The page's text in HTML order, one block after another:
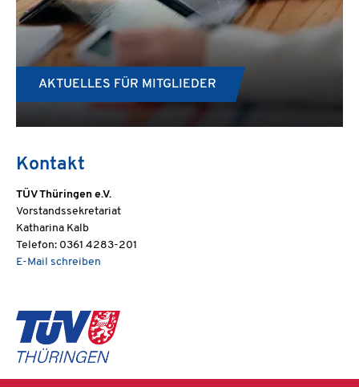
AKTUELLES FÜR MITGLIEDER
Kontakt
TÜV Thüringen e.V.
Vorstandssekretariat
Katharina Kalb
Telefon: 0361 4283-201
E-Mail schreiben